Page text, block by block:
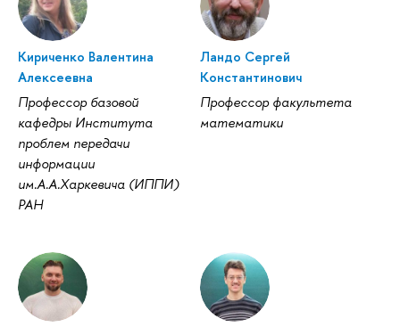
Кириченко Валентина
Алексеевна
Профессор базовой
кафедры Института
проблем передачи
информации
им.А.А.Харкевича (ИППИ)
РАН
Ландо Сергей
Константинович
Профессор факультета
математики